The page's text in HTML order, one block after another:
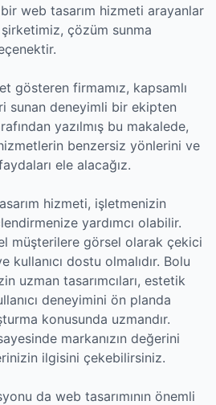
web tasarım hizmeti arayanlar
çözüm sunma
gösteren firmamız, kapsamlı
sunan deneyimli bir ekipten
yazılmış bu makalede,
benzersiz yönlerini ve
ele alacağız.
hizmeti, işletmenizin
yardımcı olabilir.
müşterilere görsel olarak çekici
kullanıcı dostu olmalıdır. Bolu
uzman tasarımcıları, estetik
deneyimini ön planda
konusunda uzmandır.
markanızın değerini
ilgisini çekebilirsiniz.
da web tasarımının önemli